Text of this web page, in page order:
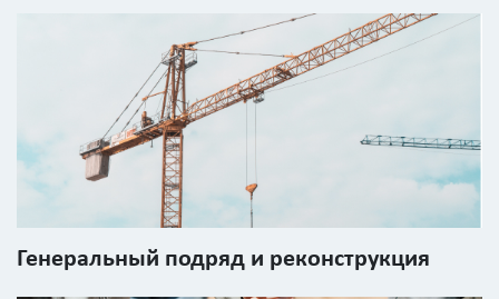
Генеральный подряд и реконструкция
Назначение
?
Стоимость
работ